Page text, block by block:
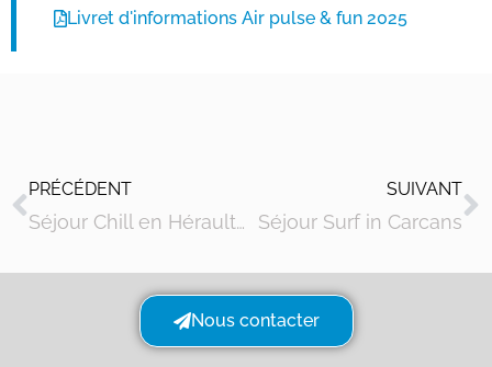
Livret d'informations Air pulse & fun 2025
PRÉCÉDENT
Séjour Chill en Hérault 2026
SUIVANT
Séjour Surf in Carcans
Nous contacter